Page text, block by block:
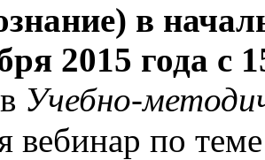
в
2015 года с
Учебно-
вебинар по